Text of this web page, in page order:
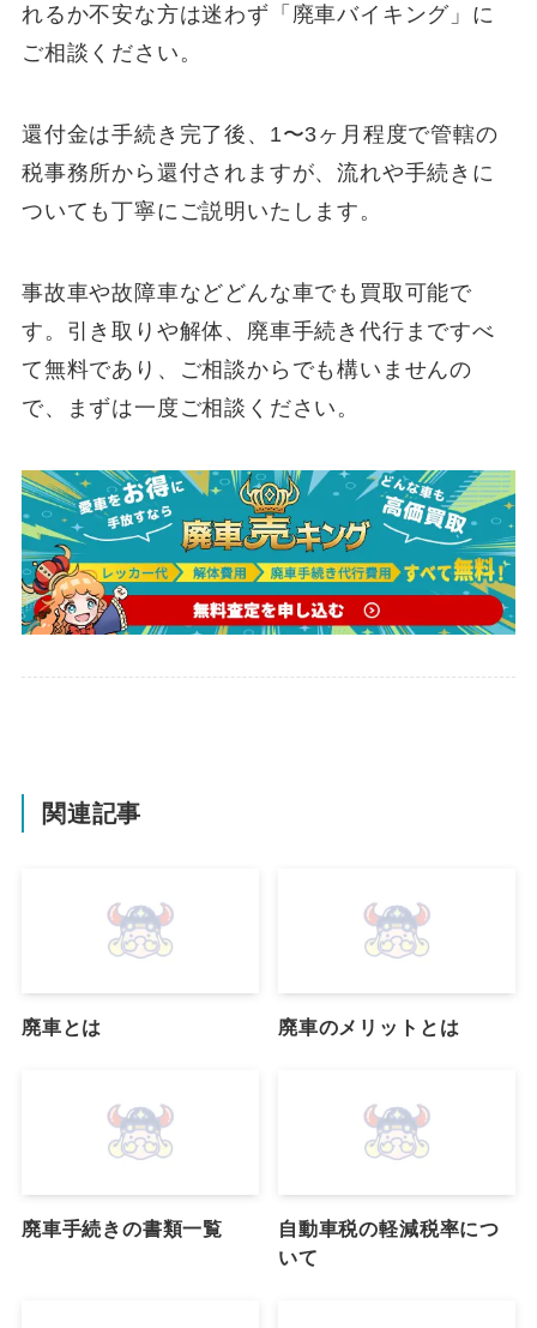
れるか不安な方は迷わず「廃車バイキング」に
ご相談ください。
還付金は手続き完了後、1〜3ヶ月程度で管轄の
税事務所から還付されますが、流れや手続きに
ついても丁寧にご説明いたします。
事故車や故障車などどんな車でも買取可能で
す。引き取りや解体、廃車手続き代行まですべ
て無料であり、ご相談からでも構いませんの
で、まずは一度ご相談ください。
関連記事
廃車とは 廃車のメリットとは
廃車手続きの書類一覧
自動車税の軽減税率につ
いて